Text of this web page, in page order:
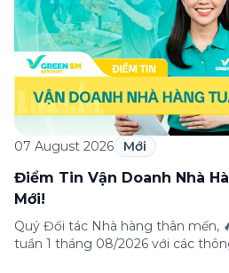
07 August 2026 Mới
Điểm Tin Vận Doanh Nhà
Mới!
Quý Đối tác Nhà hàng thân mến,
tuần 1 tháng 08/2026 với các